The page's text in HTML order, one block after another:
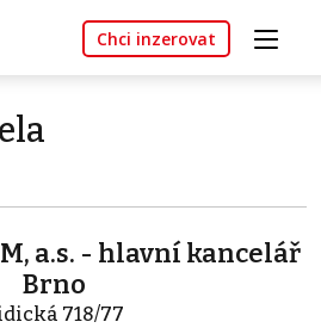
Chci inzerovat
a.s. - hlavní kancelář
Brno
718/77